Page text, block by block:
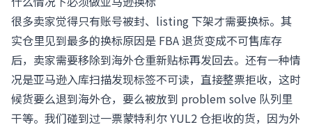
很多卖家觉得只有账号被封、listing 下架才需要换标。其
实仓里见到最多的换标原因是 FBA 退货变成不可售库存
后，卖家需要移除到海外仓重新贴标再发回去。还有一种情
况是亚马逊入库扫描发现标签不可读，直接整票拒收，这时
候货要么退到海外仓，要么被放到 problem solve 队列里
干等。我们碰到过一票蒙特利尔 YUL2 仓拒收的货，因为外